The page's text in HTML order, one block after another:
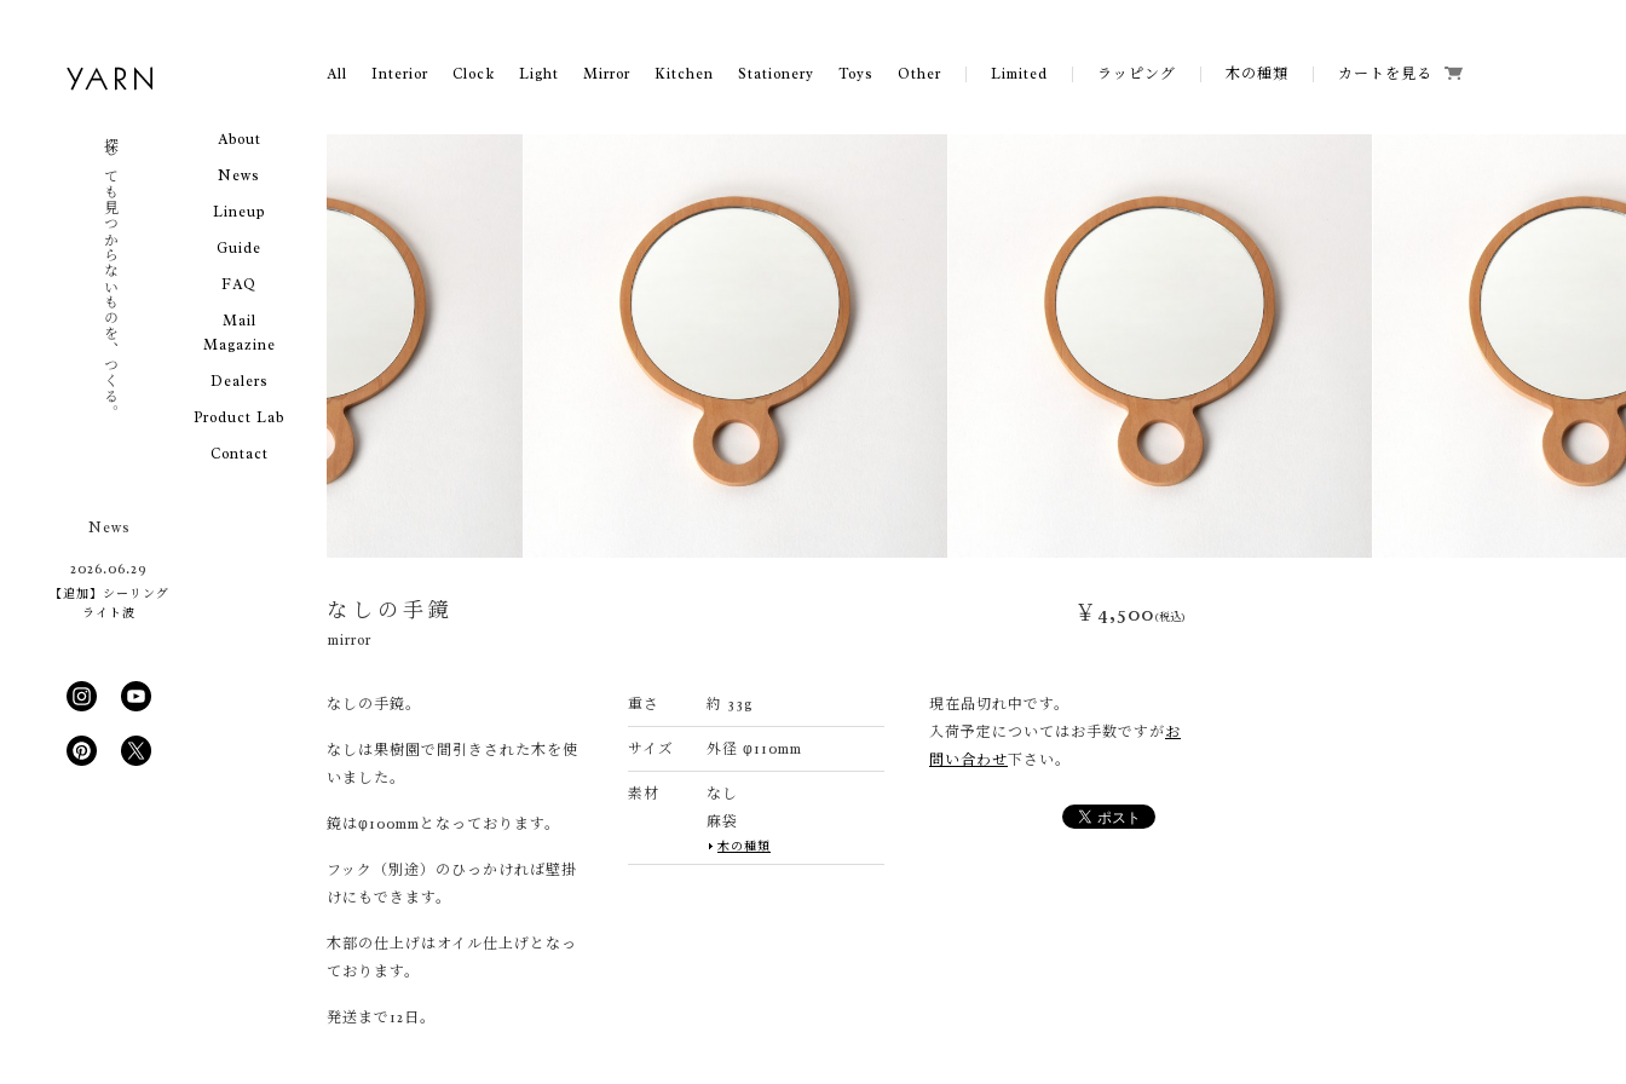
探しても見つからないものを、つくる。
News
2026.06.29
【追加】シーリング
ライト波
About
News
Lineup
Guide
FAQ
Mail
Magazine
Dealers
Product Lab
Contact
All Interior Clock Light Mirror Kitchen Stationery Toys Other Limited ラッピング 木の種類 カートを見る
なしの手鏡
mirror
￥4,500(税込)
なしの手鏡。
なしは果樹園で間引きされた木を使
いました。
鏡はφ100mmとなっております。
フック（別途）のひっかければ壁掛
けにもできます。
木部の仕上げはオイル仕上げとなっ
ております。
発送まで12日。
重さ 約 33g
サイズ 外径 φ110mm
素材
なし
麻袋
木の種類
現在品切れ中です。
入荷予定についてはお手数ですがお
問い合わせ下さい。